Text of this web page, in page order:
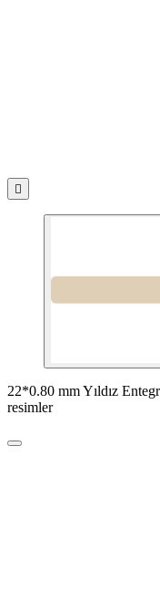

22*0.80 mm Yıldız
resimler